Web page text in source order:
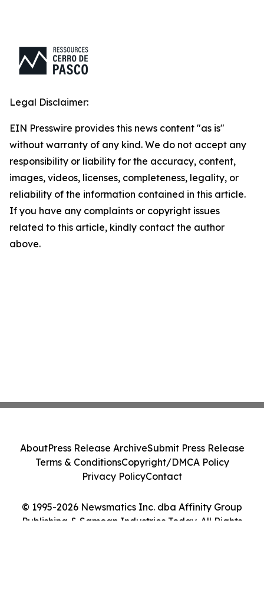
Legal Disclaimer:
EIN Presswire provides this news content "as is"
without warranty of any kind. We do not accept any
responsibility or liability for the accuracy, content,
images, videos, licenses, completeness, legality, or
reliability of the information contained in this article.
If you have any complaints or copyright issues
related to this article, kindly contact the author
above.
© 1995-2026 Newsmatics Inc. dba Affinity Group
Publishing & Samoan Industries Today. All Rights
AboutPress Release ArchiveSubmit Press Release
Terms & ConditionsCopyright/DMCA Policy
Privacy PolicyContact